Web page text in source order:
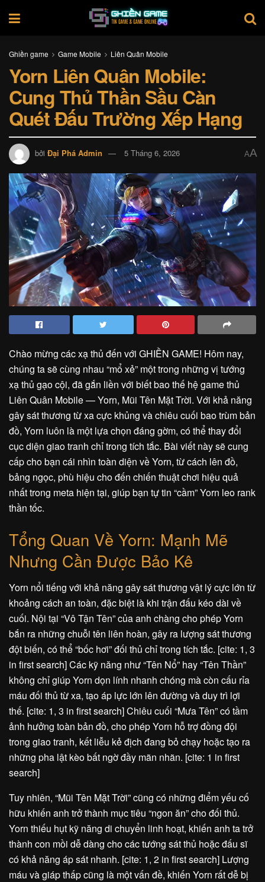
Ghiền game Game Mobile Liên Quân Mobile
Yorn Liên Quân Mobile:
Cung Thủ Thần Sầu Càn
Quét Đấu Trường Xếp Hạng
bởi Đại Phá Admin 5 Tháng 6, 2026 AA
Chào mừng các xạ thủ đến với GHIỀN GAME! Hôm nay,
chúng ta sẽ cùng nhau “mổ xẻ” một trong những vị tướng
xạ thủ gạo cội, đã gắn liền với biết bao thế hệ game thủ
Liên Quân Mobile — Yorn, Mũi Tên Mặt Trời. Với khả năng
gây sát thương từ xa cực khủng và chiêu cuối bao trùm bản
đồ, Yorn luôn là một lựa chọn đáng gờm, có thể thay đổi
cục diện giao tranh chỉ trong tích tắc. Bài viết này sẽ cung
cấp cho bạn cái nhìn toàn diện về Yorn, từ cách lên đồ,
bảng ngọc, phù hiệu cho đến chiến thuật chơi hiệu quả
nhất trong meta hiện tại, giúp bạn tự tin “cầm” Yorn leo rank
thần tốc.
Tổng Quan Về Yorn: Mạnh Mẽ
Nhưng Cần Được Bảo Kê
Yorn nổi tiếng với khả năng gây sát thương vật lý cực lớn từ
khoảng cách an toàn, đặc biệt là khi trận đấu kéo dài về
cuối. Nội tại “Vô Tận Tên” của anh chàng cho phép Yorn
bắn ra những chuỗi tên liên hoàn, gây ra lượng sát thương
đột biến, có thể “bốc hơi” đối thủ chỉ trong tích tắc. [cite: 1, 3
in first search] Các kỹ năng như “Tên Nổ” hay “Tên Thần”
không chỉ giúp Yorn dọn lính nhanh chóng mà còn cấu rỉa
máu đối thủ từ xa, tạo áp lực lớn lên đường và duy trì lợi
thế. [cite: 1, 3 in first search] Chiêu cuối “Mưa Tên” có tầm
ảnh hưởng toàn bản đồ, cho phép Yorn hỗ trợ đồng đội
trong giao tranh, kết liễu kẻ địch đang bỏ chạy hoặc tạo ra
những pha lật kèo bất ngờ đầy mãn nhãn. [cite: 1 in first
search]
Tuy nhiên, “Mũi Tên Mặt Trời” cũng có những điểm yếu cố
hữu khiến anh trở thành mục tiêu “ngon ăn” cho đối thủ.
Yorn thiếu hụt kỹ năng di chuyển linh hoạt, khiến anh ta trở
thành con mồi dễ dàng cho các tướng sát thủ hoặc đấu sĩ
có khả năng áp sát nhanh. [cite: 1, 2 in first search] Lượng
máu và giáp thấp cũng là một vấn đề, khiến Yorn rất dễ bị